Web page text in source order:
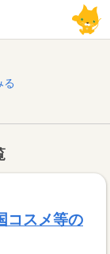
る
コスメ等の